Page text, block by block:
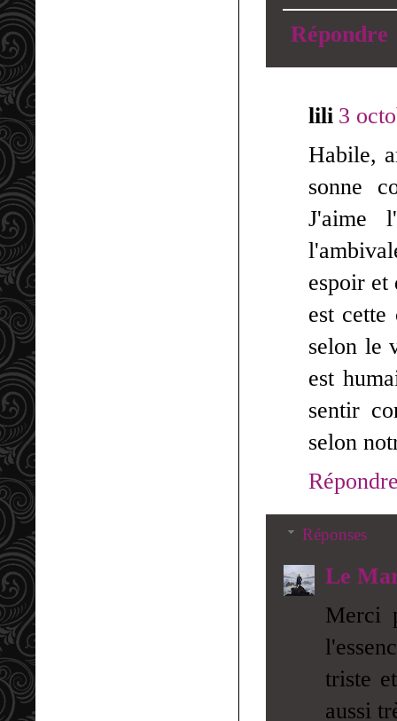
Répondre
lili 3
Habile,
sonne
J'aime
espoir
est cette
selon le
est
sentir
selon
Réponses
Le
Merci
triste
aussi